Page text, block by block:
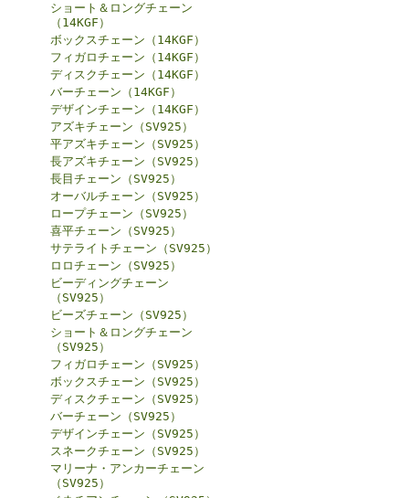
ショート＆ロングチェーン
（14KGF）
ボックスチェーン（14KGF）
フィガロチェーン（14KGF）
ディスクチェーン（14KGF）
バーチェーン（14KGF）
デザインチェーン（14KGF）
アズキチェーン（SV925）
平アズキチェーン（SV925）
長アズキチェーン（SV925）
長目チェーン（SV925）
オーバルチェーン（SV925）
ロープチェーン（SV925）
喜平チェーン（SV925）
サテライトチェーン（SV925）
ロロチェーン（SV925）
ビーディングチェーン
（SV925）
ビーズチェーン（SV925）
ショート＆ロングチェーン
（SV925）
フィガロチェーン（SV925）
ボックスチェーン（SV925）
ディスクチェーン（SV925）
バーチェーン（SV925）
デザインチェーン（SV925）
スネークチェーン（SV925）
マリーナ・アンカーチェーン
（SV925）